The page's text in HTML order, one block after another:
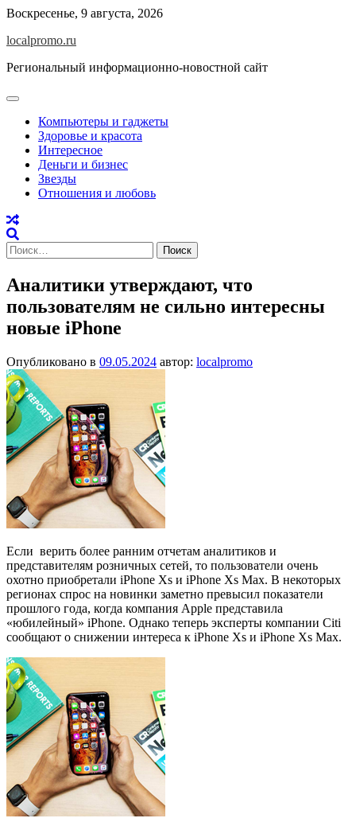
Перейти
содержимому
Воскресенье, 9 августа, 2026
localpromo.ru
Региональный информационно-новостной сайт
Компьютеры и гаджеты
Здоровье и красота
Интересное
Деньги и бизнес
Звезды
Отношения и любовь
Найти:
Аналитики утверждают, что
пользователям не сильно интересны
новые iPhone
Опубликовано в 09.05.2024 автор: localpromo
Если верить более ранним отчетам аналитиков и
представителям розничных сетей, то пользователи очень
охотно приобретали iPhone Xs и iPhone Xs Max. В некоторых
регионах спрос на новинки заметно превысил показатели
прошлого года, когда компания Apple представила
«юбилейный» iPhone. Однако теперь эксперты компании Citi
сообщают о снижении интереса к iPhone Xs и iPhone Xs Max.